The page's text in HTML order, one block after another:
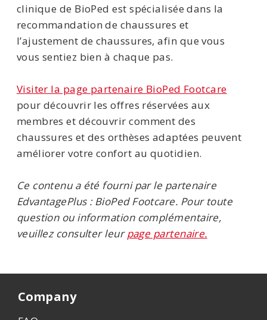
clinique de BioPed est spécialisée dans la
recommandation de chaussures et
l’ajustement de chaussures, afin que vous
vous sentiez bien à chaque pas.
Visiter la page partenaire BioPed Footcare
pour découvrir les offres réservées aux
membres et découvrir comment des
chaussures et des orthèses adaptées peuvent
améliorer votre confort au quotidien.
Ce contenu a été fourni par le partenaire
EdvantagePlus : BioPed Footcare. Pour toute
question ou information complémentaire,
veuillez consulter leurpage partenaire.
Company